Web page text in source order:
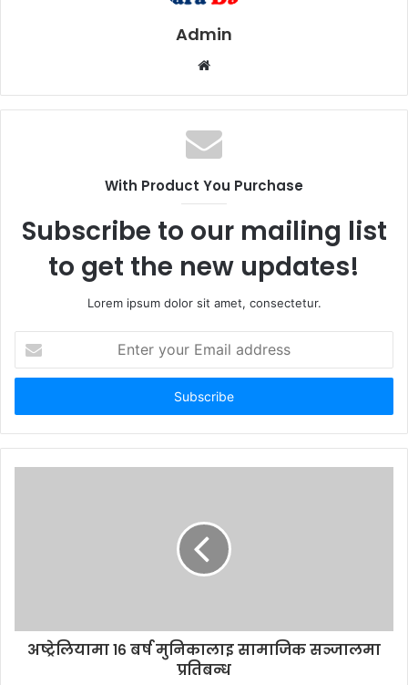
Admin
b
s
i
e
With Product You Purchase
Subscribe to our mailing list
to get the new updates!
Lorem ipsum dolor sit amet, consectetur.
t
r
y
अष्ट्रेलियामा १६ बर्ष मुनिकालाइ सामाजिक सञ्जालमा
प्रतिबन्ध